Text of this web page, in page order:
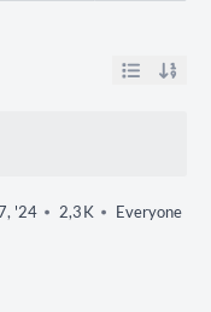
'24 2,3 K Everyone